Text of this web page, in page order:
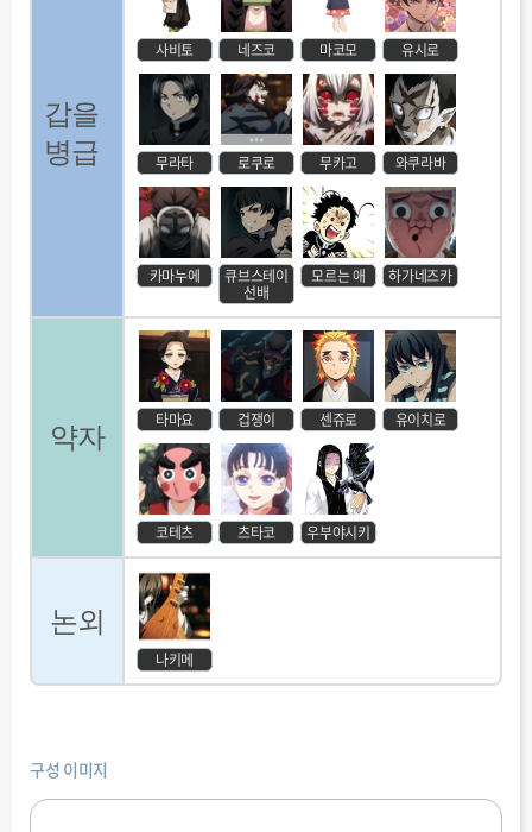
갑을
병급
사비토 네즈코 마코모 유시로
무라타 로쿠로 무카고 와쿠라바
카마누에 큐브스테이
선배
모르는 애 하가네즈카
약자
타마요 겁쟁이 센쥬로 유이치로
코테츠 츠타코 우부야시키
논외
나키메
구성 이미지